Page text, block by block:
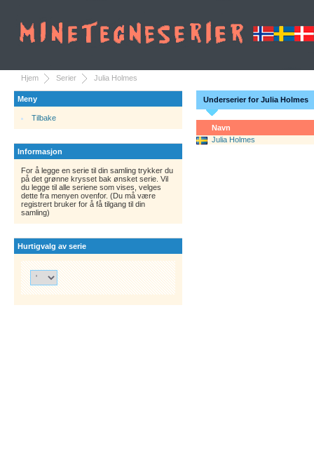
Hjem Serier Julia Holmes
Meny
Tilbake
Informasjon
For å legge en serie til din samling trykker du
på det grønne krysset bak ønsket serie. Vil
du legge til alle seriene som vises, velges
dette fra menyen ovenfor. (Du må være
registrert bruker for å få tilgang til din
samling)
Hurtigvalg av serie
Underserier for Julia Holmes
Navn
Julia Holmes